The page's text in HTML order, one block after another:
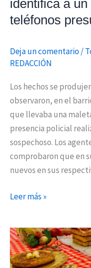
identifica a
teléfonos
Deja un comentario/
REDACCIÓN
Los hechos se
observaron, en el
que llevaba una
presencia policial
sospechoso. Los
comprobaron que en
nuevos en sus
Leer más »
Torrejón
de
Ardoz